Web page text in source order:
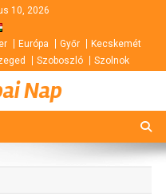
10, 2026
Európa Győr
Kecskemét
Szoboszló Szolnok
Nap